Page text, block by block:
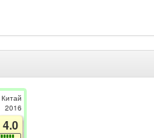
Китай
2016
4.0